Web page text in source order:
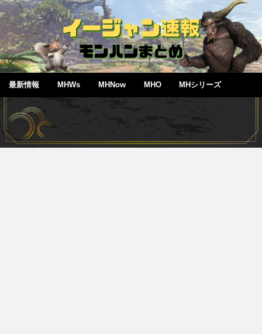
最新情報 MHWs MHNow MHO MHシリーズ